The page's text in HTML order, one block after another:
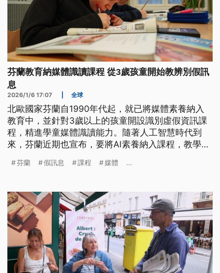
芬蘭教育納媒體識讀課程 從3歲孩童開始教辨別假訊
息
2026/1/6 17:07 全球
北歐國家芬蘭自1990年代起，就已將媒體素養納入
教育中，並針對3歲以上的孩童開設識別虛假資訊課
程，精進學童媒體識讀能力。隨著人工智慧時代到
來，芬蘭近期也宣布，要將AI素養納入課程，教學生
芬蘭 假訊息 課程 媒體 ...